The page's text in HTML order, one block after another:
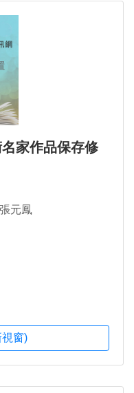
家作品保存修
元鳳
窗)